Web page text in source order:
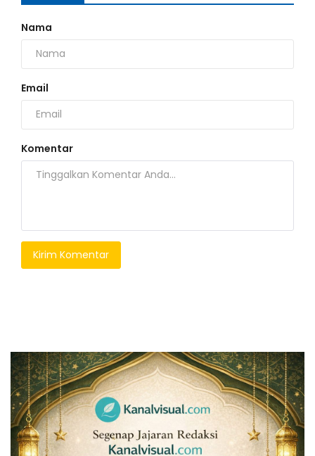
Nama
Email
Komentar
Kirim Komentar